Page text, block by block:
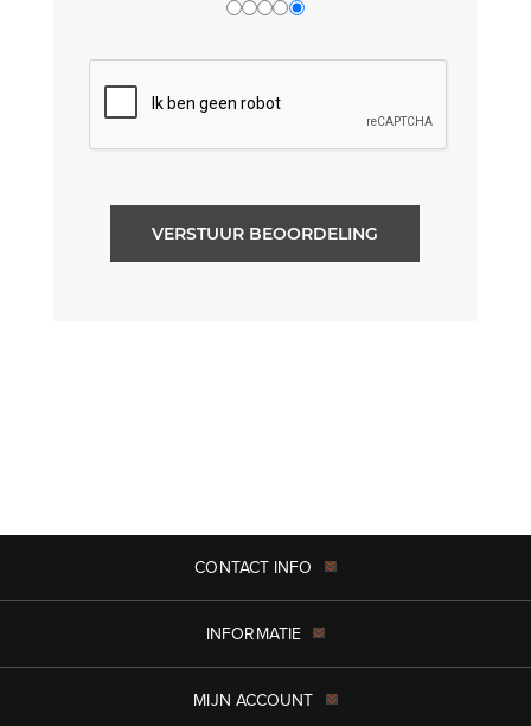
VERSTUUR BEOORDELING
CONTACT INFO
INFORMATIE
MIJN ACCOUNT